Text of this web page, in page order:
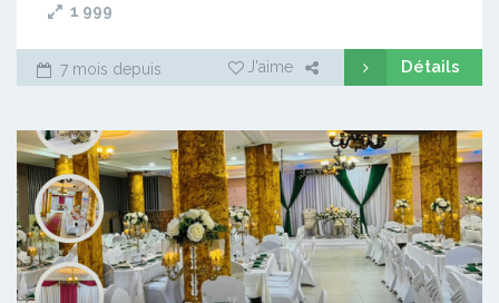
1 999
7 mois depuis J'aime Détails